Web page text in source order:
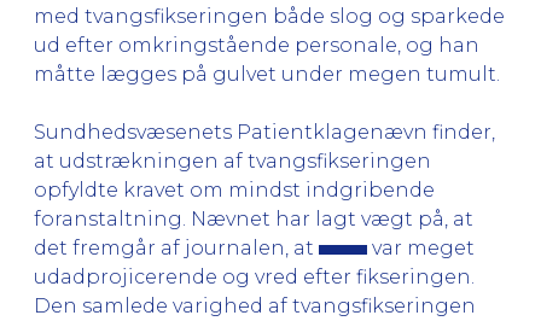
med tvangsfikseringen både slog og sparkede
ud efter omkringstående personale, og han
måtte lægges på gulvet under megen tumult.
Sundhedsvæsenets Patientklagenævn finder,
at udstrækningen af tvangsfikseringen
opfyldte kravet om mindst indgribende
foranstaltning. Nævnet har lagt vægt på, at
det fremgår af journalen, at
var meget
udadprojicerende og vred efter fikseringen.
Den samlede varighed af tvangsfikseringen